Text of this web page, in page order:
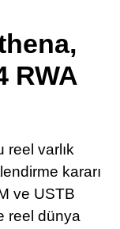
Youtube
TikTok
LinkedIn
Telegram
RWA
reel varlık
kararı
ve USTB
reel dünya